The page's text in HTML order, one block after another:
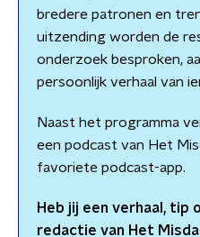
bredere patronen en
uitzending worden de
onderzoek besproken,
persoonlijk verhaal van
Naast het programma
een podcast van Het
favoriete podcast-app.
Heb jij een verhaal, tip
redactie van Het